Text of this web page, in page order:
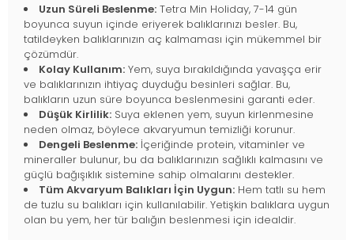
Uzun Süreli Beslenme: Tetra Min Holiday, 7-14 gün
boyunca suyun içinde eriyerek balıklarınızı besler. Bu,
tatildeyken balıklarınızın aç kalmaması için mükemmel bir
çözümdür.
Kolay Kullanım: Yem, suya bırakıldığında yavaşça erir
ve balıklarınızın ihtiyaç duyduğu besinleri sağlar. Bu,
balıkların uzun süre boyunca beslenmesini garanti eder.
Düşük Kirlilik: Suya eklenen yem, suyun kirlenmesine
neden olmaz, böylece akvaryumun temizliği korunur.
Dengeli Beslenme: İçeriğinde protein, vitaminler ve
mineraller bulunur, bu da balıklarınızın sağlıklı kalmasını ve
güçlü bağışıklık sistemine sahip olmalarını destekler.
Tüm Akvaryum Balıkları İçin Uygun: Hem tatlı su hem
de tuzlu su balıkları için kullanılabilir. Yetişkin balıklara uygun
olan bu yem, her tür balığın beslenmesi için idealdir.